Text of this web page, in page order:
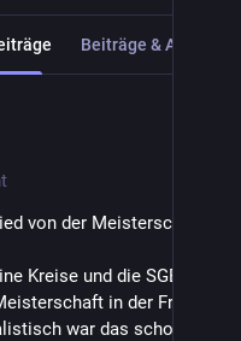
Beiträge & Antworten
von der Meisterschaft
Kreise und die SGE
in der Frauen
war das schon vor